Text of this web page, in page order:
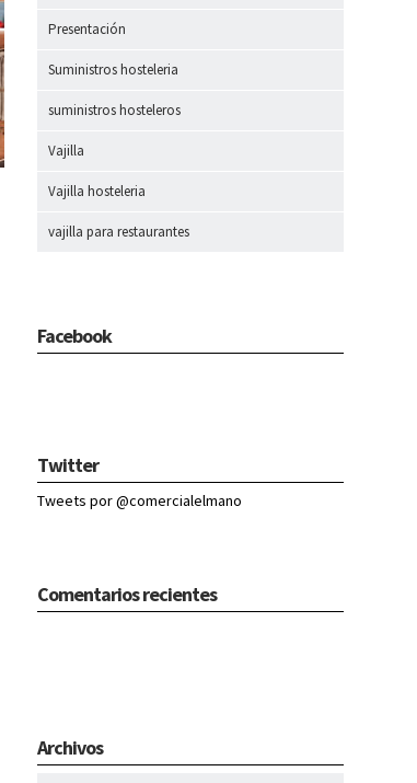
Presentación
Suministros hosteleria
suministros hosteleros
Vajilla
Vajilla hosteleria
vajilla para restaurantes
Facebook
Twitter
Tweets por @comercialelmano
Comentarios recientes
Archivos